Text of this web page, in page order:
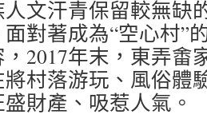
文汗青保留較無缺
對著成為“空心村”
2017年末，東弄畬
村落游玩、風俗體
財產、吸惹人氣。